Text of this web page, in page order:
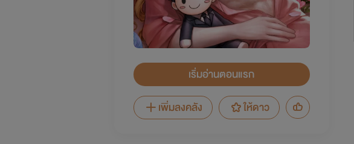
เริ่มอ่านตอนแรก
เพิ่มลงคลัง
ให้ดาว